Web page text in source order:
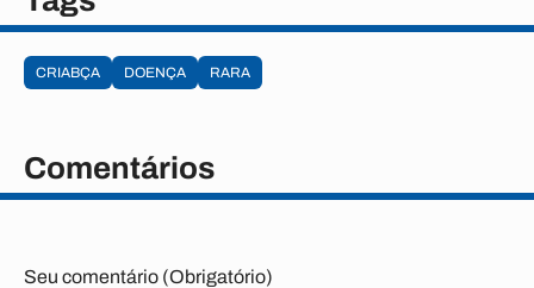
CRIABÇA DOENÇA RARA
Comentários
Seu comentário (Obrigatório)